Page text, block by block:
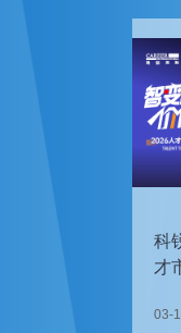
科
才
03-